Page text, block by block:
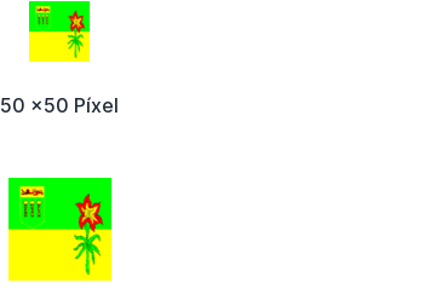
50 x50 Píxel